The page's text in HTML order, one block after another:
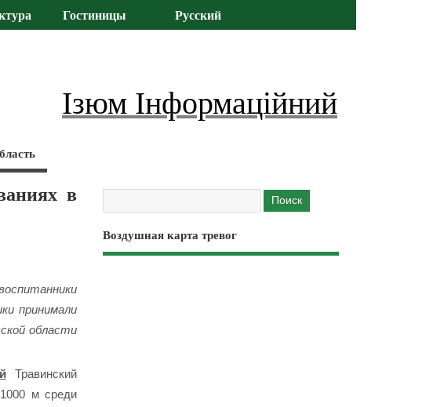
Гостиницы Русский
Ізюм Інформаційний
в
принимали
области
Травинский
м среди
Воздушная карта тревог